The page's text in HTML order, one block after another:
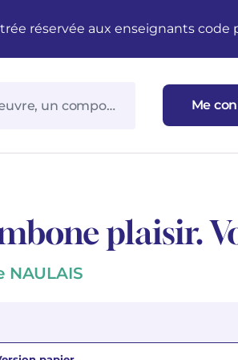
réservée aux enseignants code
Me
plaisir.
NAULAIS